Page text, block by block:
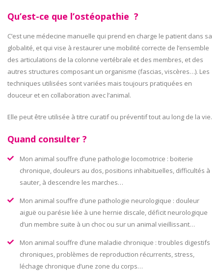
Qu’est-ce que l’ostéopathie ?
C’est une médecine manuelle qui prend en charge le patient dans sa
globalité, et qui vise à restaurer une mobilité correcte de l’ensemble
des articulations de la colonne vertébrale et des membres, et des
autres structures composant un organisme (fascias, viscères…). Les
techniques utilisées sont variées mais toujours pratiquées en
douceur et en collaboration avec l’animal.
Elle peut être utilisée à titre curatif ou préventif tout au long de la vie.
Quand consulter ?
Mon animal souffre d’une pathologie locomotrice : boiterie
chronique, douleurs au dos, positions inhabituelles, difficultés à
sauter, à descendre les marches…
Mon animal souffre d’une pathologie neurologique : douleur
aiguë ou parésie liée à une hernie discale, déficit neurologique
d’un membre suite à un choc ou sur un animal vieillissant…
Mon animal souffre d’une maladie chronique : troubles digestifs
chroniques, problèmes de reproduction récurrents, stress,
léchage chronique d’une zone du corps…